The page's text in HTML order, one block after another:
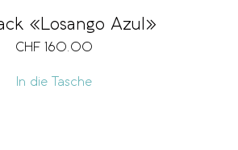
«Losango Azul»
CHF 160.00
In die Tasche